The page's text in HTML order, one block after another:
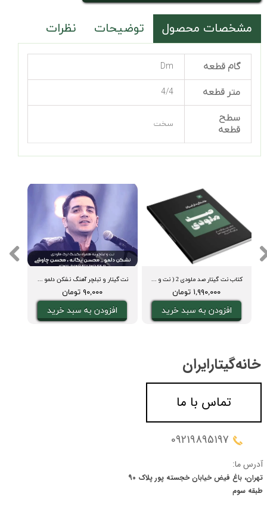
مشخصات محصول توضیحات نظرات
گام قطعه Dm
متر قطعه 4/4
سطح
قطعه
سخت
نت گیتار و تبلچر آهنگ نشکن دلمو محسن یگانه + بکینگ ترک و آکورد (محسن یگانه)
۹۰,۰۰۰ تومان
افزودن به سبد خرید
کتاب نت گیتار صد ملودی 2 ( نت و تبلچر، آکورد، ویدیوی اجرا و بکینگ ترک)
۱,۹۹۰,۰۰۰ تومان
افزودن به سبد خرید
خانه‌گیتار‌ایران
09219895197
آدرس ما:
تهران، باغ فیض خیابان خجسته پور پلاک 90
​​​​​​​طبقه سوم
تماس با ما